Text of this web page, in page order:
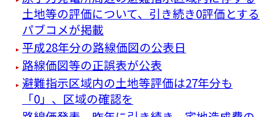
土地等の評価について、引き続き0評価とする
パブコメが掲載
平成28年分の路線価図の公表日
路線価図等の正誤表が公表
避難指示区域内の土地等評価は27年分も
「0」、区域の確認を